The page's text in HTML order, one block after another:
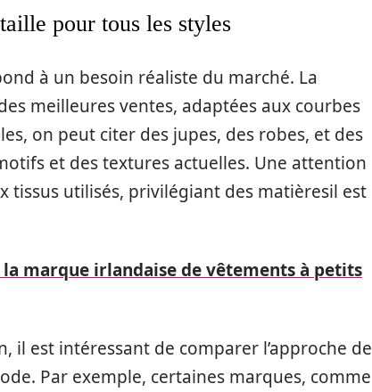
pour tous les styles
à un besoin réaliste du marché. La
meilleures ventes, adaptées aux courbes
on peut citer des jupes, des robes, et des
et des textures actuelles. Une attention
tissus utilisés, privilégiant des matièresil est
marque irlandaise de vêtements à petits
est intéressant de comparer l’approche de
Par exemple, certaines marques, comme